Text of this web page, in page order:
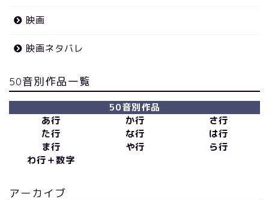
映画
映画ネタバレ
50音別作品一覧
50音別作品
あ行
か行
さ行
た行
な行
は行
ま行
や行
ら行
わ行＋数字
アーカイブ